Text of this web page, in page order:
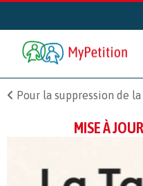
Pour la suppression de
MISE À